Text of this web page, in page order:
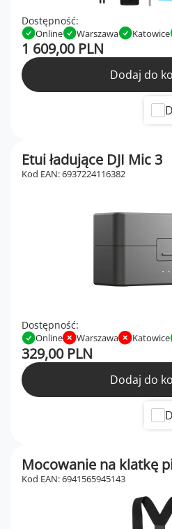
Dostępność:
Online Warszawa Katowice
1 609,00 PLN
Dodaj do
Etui ładujące DJI Mic 3
Kod EAN: 6937224116382
Dostępność:
Online Warszawa Katowice
329,00 PLN
Dodaj do
Mocowanie na klatkę
Kod EAN: 6941565945143